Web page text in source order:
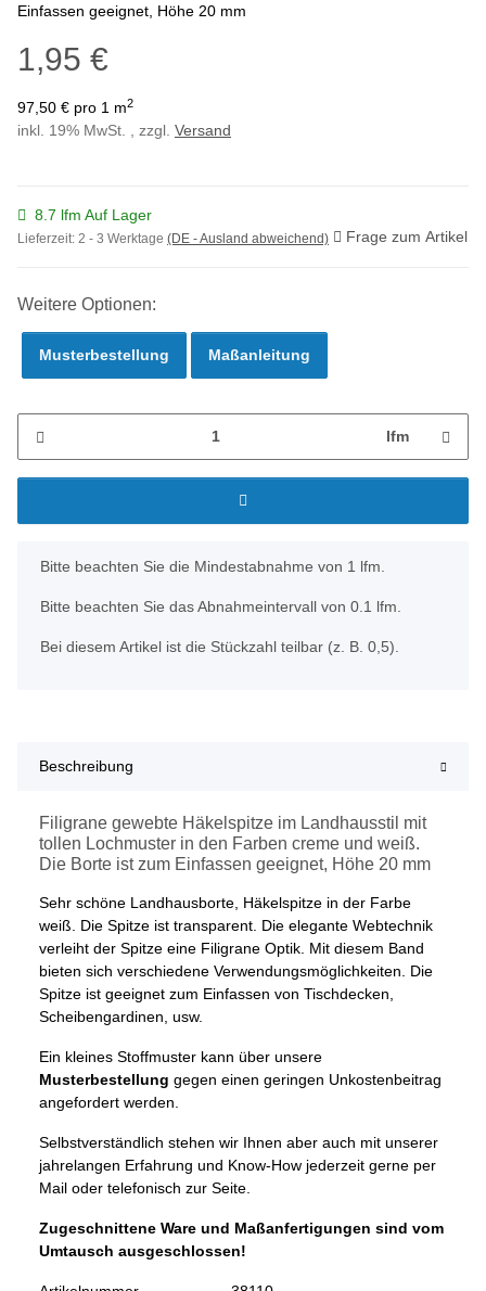
Einfassen geeignet, Höhe 20 mm
1,95 €
97,50 € pro 1 m2
inkl. 19% MwSt. , zzgl. Versand
8.7 lfm Auf Lager
Lieferzeit: 2 - 3 Werktage (DE - Ausland abweichend) Frage zum Artikel
Weitere Optionen:
Musterbestellung Maßanleitung
lfm
x
Bitte beachten Sie die Mindestabnahme von 1 lfm.
Bitte beachten Sie das Abnahmeintervall von 0.1 lfm.
Bei diesem Artikel ist die Stückzahl teilbar (z. B. 0,5).
Beschreibung
Filigrane gewebte Häkelspitze im Landhausstil mit
tollen Lochmuster in den Farben creme und weiß.
Die Borte ist zum Einfassen geeignet, Höhe 20 mm
Sehr schöne Landhausborte, Häkelspitze in der Farbe
weiß. Die Spitze ist transparent. Die elegante Webtechnik
verleiht der Spitze eine Filigrane Optik. Mit diesem Band
bieten sich verschiedene Verwendungsmöglichkeiten. Die
Spitze ist geeignet zum Einfassen von Tischdecken,
Scheibengardinen, usw.
Ein kleines Stoffmuster kann über unsere
Musterbestellung gegen einen geringen Unkostenbeitrag
angefordert werden.
Selbstverständlich stehen wir Ihnen aber auch mit unserer
jahrelangen Erfahrung und Know-How jederzeit gerne per
Mail oder telefonisch zur Seite.
Zugeschnittene Ware und Maßanfertigungen sind vom
Umtausch ausgeschlossen!